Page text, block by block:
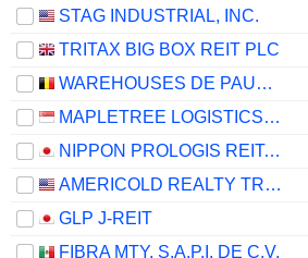
STAG INDUSTRIAL, INC.
TRITAX BIG BOX REIT PLC
WAREHOUSES DE PAUW SA
MAPLETREE LOGISTICS TRUST
NIPPON PROLOGIS REIT, INC.
AMERICOLD REALTY TRUST, INC.
GLP J-REIT
FIBRA MTY, S.A.P.I. DE C.V.